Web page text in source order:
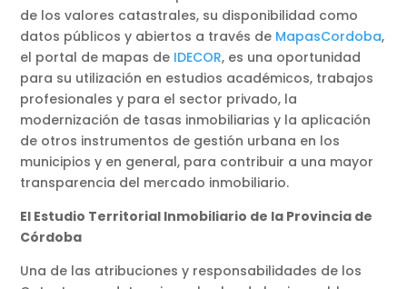
de los valores catastrales, su disponibilidad como
datos públicos y abiertos a través de MapasCordoba,
el portal de mapas de IDECOR, es una oportunidad
para su utilización en estudios académicos, trabajos
profesionales y para el sector privado, la
modernización de tasas inmobiliarias y la aplicación
de otros instrumentos de gestión urbana en los
municipios y en general, para contribuir a una mayor
transparencia del mercado inmobiliario.
El Estudio Territorial Inmobiliario de la Provincia de
Córdoba
Una de las atribuciones y responsabilidades de los